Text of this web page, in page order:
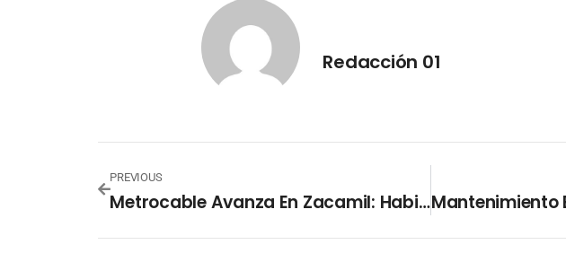
Redacción 01
PREVIOUS
Metrocable Avanza En Zacamil: Habilitan Cierre Parcial De Carril Desde El 2 De Mayo